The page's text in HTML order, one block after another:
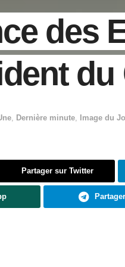
des
du
, Dernière minute, Image du
Partager sur Twitter